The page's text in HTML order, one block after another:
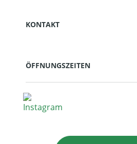
KONTAKT
ÖFFNUNGSZEITEN